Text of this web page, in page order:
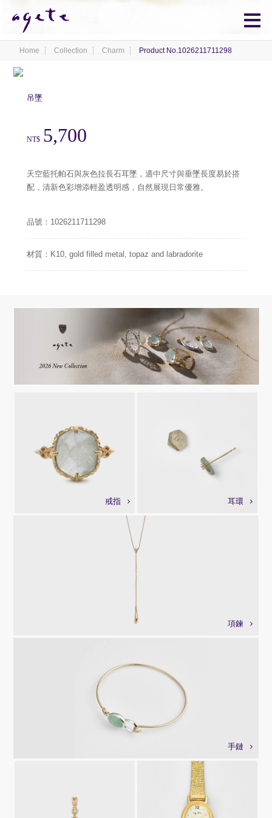
Home Collection Charm Product No.1026211711298
吊墜
NT$ 5,700
天空藍托帕石與灰色拉長石耳墜，適中尺寸與垂墜長度易於搭
配，清新色彩增添輕盈透明感，自然展現日常優雅。
品號：1026211711298
材質：K10, gold filled metal, topaz and labradorite
戒指 耳環
項鍊
手鏈